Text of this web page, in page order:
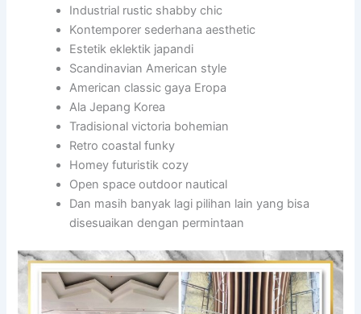
Industrial rustic shabby chic
Kontemporer sederhana aesthetic
Estetik eklektik japandi
Scandinavian American style
American classic gaya Eropa
Ala Jepang Korea
Tradisional victoria bohemian
Retro coastal funky
Homey futuristik cozy
Open space outdoor nautical
Dan masih banyak lagi pilihan lain yang bisa
disesuaikan dengan permintaan